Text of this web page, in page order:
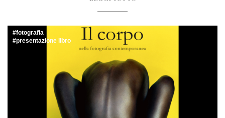
fotografia
presentazione libro